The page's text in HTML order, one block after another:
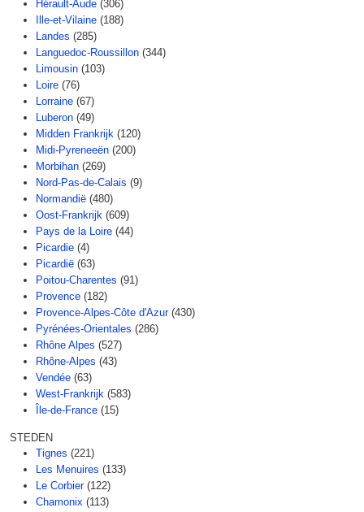
Hérault-Aude (306)
Ille-et-Vilaine (188)
Landes (285)
Languedoc-Roussillon (344)
Limousin (103)
Loire (76)
Lorraine (67)
Luberon (49)
Midden Frankrijk (120)
Midi-Pyreneeën (200)
Morbihan (269)
Nord-Pas-de-Calais (9)
Normandië (480)
Oost-Frankrijk (609)
Pays de la Loire (44)
Picardie (4)
Picardië (63)
Poitou-Charentes (91)
Provence (182)
Provence-Alpes-Côte d'Azur (430)
Pyrénées-Orientales (286)
Rhône Alpes (527)
Rhône-Alpes (43)
Vendée (63)
West-Frankrijk (583)
Île-de-France (15)
STEDEN
Tignes (221)
Les Menuires (133)
Le Corbier (122)
Chamonix (113)